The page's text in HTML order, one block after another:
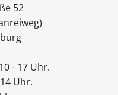
52
- 17 Uhr.
Uhr.